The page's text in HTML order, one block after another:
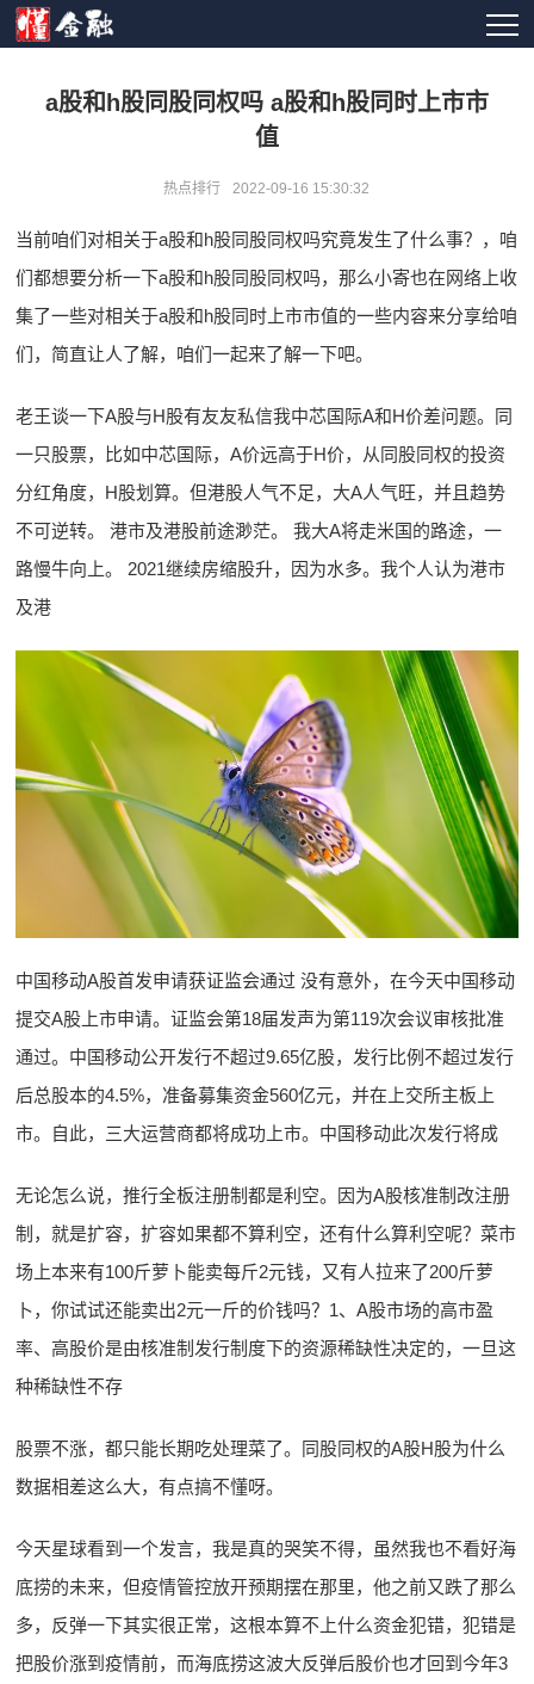
a股和h股同股同权吗 a股和h股同时上市市
值
热点排行 2022-09-16 15:30:32
当前咱们对相关于a股和h股同股同权吗究竟发生了什么事？，咱
们都想要分析一下a股和h股同股同权吗，那么小寄也在网络上收
集了一些对相关于a股和h股同时上市市值的一些内容来分享给咱
们，简直让人了解，咱们一起来了解一下吧。
老王谈一下A股与H股有友友私信我中芯国际A和H价差问题。同
一只股票，比如中芯国际，A价远高于H价，从同股同权的投资
分红角度，H股划算。但港股人气不足，大A人气旺，并且趋势
不可逆转。 港市及港股前途渺茫。 我大A将走米国的路途，一
路慢牛向上。 2021继续房缩股升，因为水多。我个人认为港市
及港
中国移动A股首发申请获证监会通过 没有意外，在今天中国移动
提交A股上市申请。证监会第18届发声为第119次会议审核批准
通过。中国移动公开发行不超过9.65亿股，发行比例不超过发行
后总股本的4.5%，准备募集资金560亿元，并在上交所主板上
市。自此，三大运营商都将成功上市。中国移动此次发行将成
无论怎么说，推行全板注册制都是利空。因为A股核准制改注册
制，就是扩容，扩容如果都不算利空，还有什么算利空呢？菜市
场上本来有100斤萝卜能卖每斤2元钱，又有人拉来了200斤萝
卜，你试试还能卖出2元一斤的价钱吗？1、A股市场的高市盈
率、高股价是由核准制发行制度下的资源稀缺性决定的，一旦这
种稀缺性不存
股票不涨，都只能长期吃处理菜了。同股同权的A股H股为什么
数据相差这么大，有点搞不懂呀。
今天星球看到一个发言，我是真的哭笑不得，虽然我也不看好海
底捞的未来，但疫情管控放开预期摆在那里，他之前又跌了那么
多，反弹一下其实很正常，这根本算不上什么资金犯错，犯错是
把股价涨到疫情前，而海底捞这波大反弹后股价也才回到今年3